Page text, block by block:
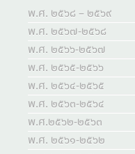
พ.ศ. ๒๕๖๘ – ๒๕๖๙
พ.ศ. ๒๕๖๗-๒๕๖๘
พ.ศ. ๒๕๖๖-๒๕๖๗
พ.ศ. ๒๕๖๕-๒๕๖๖
พ.ศ. ๒๕๖๔-๒๕๖๕
พ.ศ. ๒๕๖๓-๒๕๖๔
พ.ศ.๒๕๖๒-๒๕๖๓
พ.ศ. ๒๕๖๑-๒๕๖๒